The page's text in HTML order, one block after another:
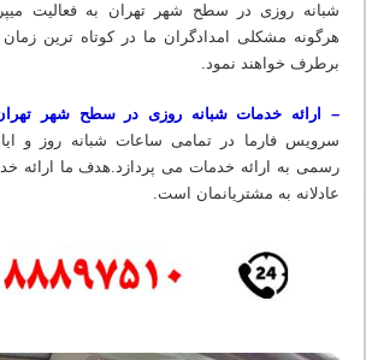
شبانه روزی در سطح شهر تهران به فعالیت
هرگونه مشکلی امدادگران ما در کوتاه ترین
برطرف خواهند نمود.
– ارائه خدمات شبانه روزی در سطح شهر
سرویس فارما در تمامی ساعات شبانه روز و
رسمی به ارائه خدمات می پردازد.هدف ما ارائه
عادلانه به مشتریانمان است.